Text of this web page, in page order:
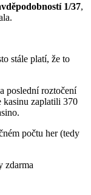
1/37,
stále platí, že to
poslední roztočení
kasinu zaplatili 370
počtu her (tedy
zdarma